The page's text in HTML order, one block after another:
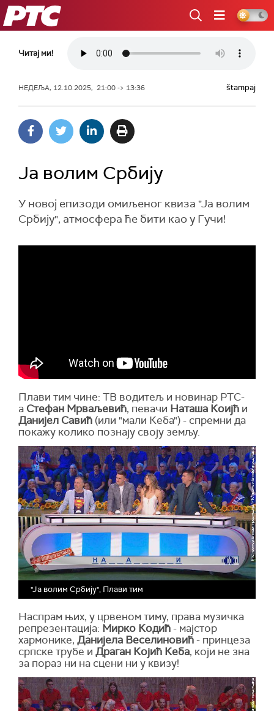
РТС
Читај ми!
НЕДЕЉА, 12.10.2025, 21:00 -> 13:36 štampaj
Ја волим Србију
У новој епизоди омиљеног квиза "Ја волим
Србију", атмосфера ће бити као у Гучи!
Плави тим чине: ТВ водитељ и новинар РТС-
а Стефан Мрваљевић, певачи Наташа Коијћ и
Данијел Савић (или "мали Кеба") - спремни да
покажу колико познају своју земљу.
"Ја волим Србију", Плави тим
Наспрам њих, у црвеном тиму, права музичка
репрезентација: Мирко Кодић- мајстор
хармонике, Данијела Веселиновић- принцеза
српске трубе и Драган Којић Кеба, који не зна
за пораз ни на сцени ни у квизу!